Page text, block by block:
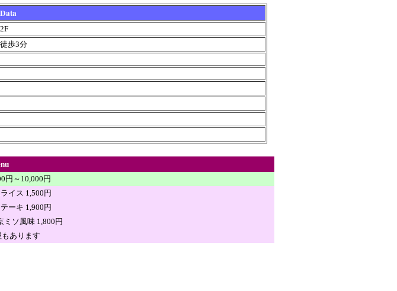
歩3分
円～10,000円
イス 1,500円
ーキ 1,900円
ミソ風味 1,800円
あります